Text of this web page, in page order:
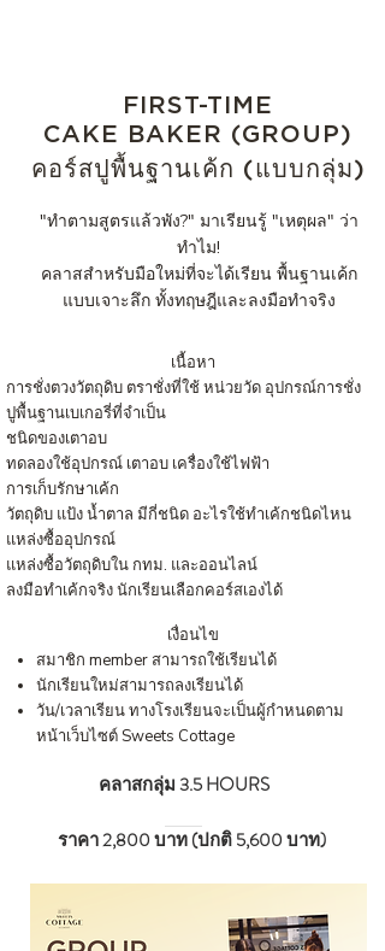
FIRST-TIME
CAKE BAKER (GROUP)
คอร์สปูพื้นฐานเค้ก (แบบกลุ่ม)
​"ทำตามสูตรแล้วพัง?" มาเรียนรู้ "เหตุผล" ว่า
ทำไม!
คลาสสำหรับมือใหม่ที่จะได้เรียน พื้นฐานเค้ก
แบบเจาะลึก ทั้งทฤษฎีและลงมือทำจริง
เนื้อหา
การชั่งตวงวัตถุดิบ ตราชั่งที่ใช้ หน่วยวัด อุปกรณ์การชั่ง
ปูพื้นฐานเบเกอรี่ที่จำเป็น
ชนิดของ​เตาอบ
ทดลองใช้อุปกรณ์ เตาอบ เครื่องใช้ไฟฟ้า
การเก็บรักษาเค้ก
วัตถุดิบ แป้ง น้ำตาล มีกี่ชนิด อะไรใช้ทำเค้กชนิดไหน
แหล่งซื้ออุปกรณ์
แหล่งซื้อวัตถุดิบใน กทม. และออนไลน์
ลงมือทำเค้กจริง นักเรียนเลือกคอร์สเองได้
เงื่อนไข
สมาชิก member สามารถใช้เรียนได้
นักเรียนใหม่สามารถลงเรียนได้
วัน/เวลาเรียน ทางโรงเรียนจะเป็นผู้กำหนดตาม
หน้าเว็บไซต์ Sweets Cottage
คลาสกลุ่ม 3.5 HOURS
ราคา 2,800 บาท (ปกติ 5,600 บาท)